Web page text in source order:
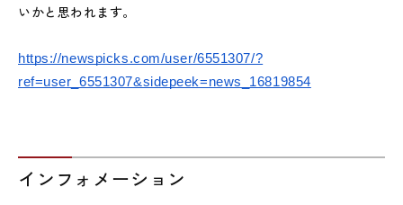
いかと思われます。
https://newspicks.com/user/6551307/?
ref=user_6551307&sidepeek=news_16819854
インフォメーション